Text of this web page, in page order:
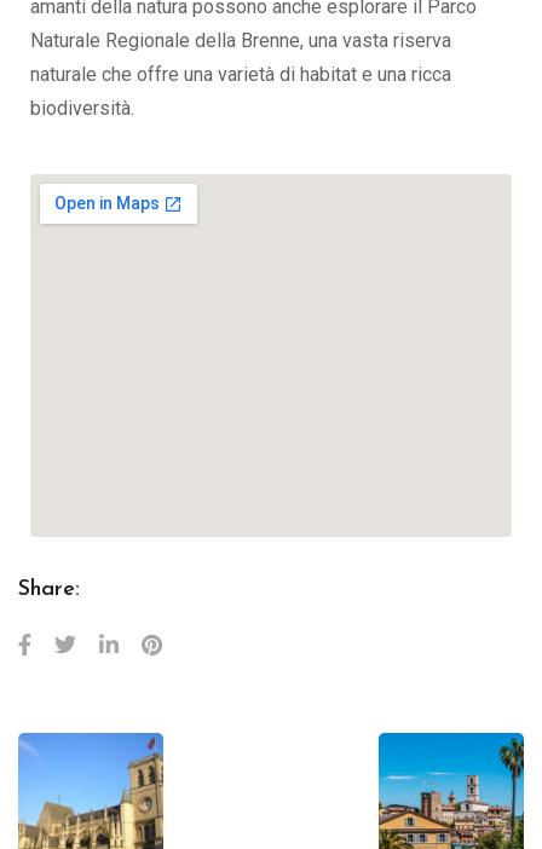
amanti della natura possono anche esplorare il Parco
Naturale Regionale della Brenne, una vasta riserva
naturale che offre una varietà di habitat e una ricca
biodiversità.
Share: